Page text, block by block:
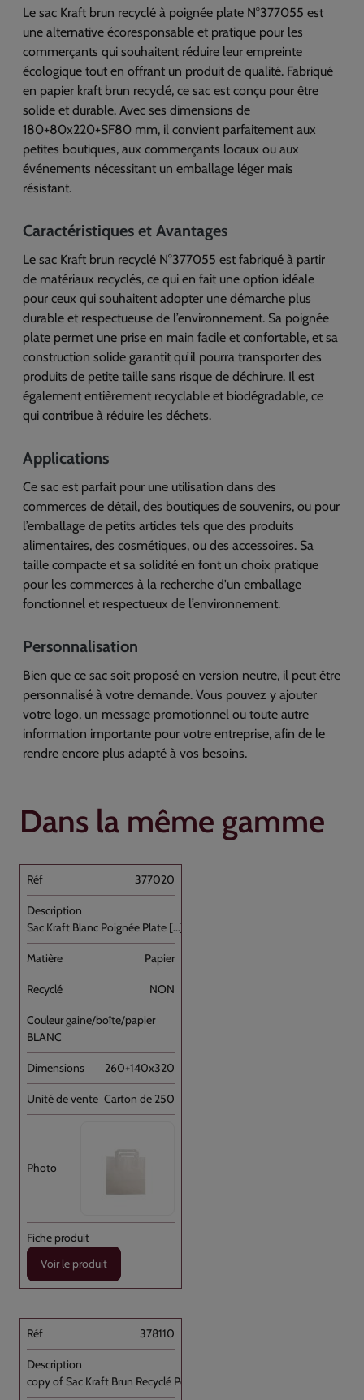
Le sac Kraft brun recyclé à poignée plate N°377055 est
une alternative écoresponsable et pratique pour les
commerçants qui souhaitent réduire leur empreinte
écologique tout en offrant un produit de qualité. Fabriqué
en papier kraft brun recyclé, ce sac est conçu pour être
solide et durable. Avec ses dimensions de
180+80x220+SF80 mm, il convient parfaitement aux
petites boutiques, aux commerçants locaux ou aux
événements nécessitant un emballage léger mais
résistant.
Caractéristiques et Avantages
Le sac Kraft brun recyclé N°377055 est fabriqué à partir
de matériaux recyclés, ce qui en fait une option idéale
pour ceux qui souhaitent adopter une démarche plus
durable et respectueuse de l’environnement. Sa poignée
plate permet une prise en main facile et confortable, et sa
construction solide garantit qu’il pourra transporter des
produits de petite taille sans risque de déchirure. Il est
également entièrement recyclable et biodégradable, ce
qui contribue à réduire les déchets.
Applications
Ce sac est parfait pour une utilisation dans des
commerces de détail, des boutiques de souvenirs, ou pour
l’emballage de petits articles tels que des produits
alimentaires, des cosmétiques, ou des accessoires. Sa
taille compacte et sa solidité en font un choix pratique
pour les commerces à la recherche d'un emballage
fonctionnel et respectueux de l’environnement.
Personnalisation
Bien que ce sac soit proposé en version neutre, il peut être
personnalisé à votre demande. Vous pouvez y ajouter
votre logo, un message promotionnel ou toute autre
information importante pour votre entreprise, afin de le
rendre encore plus adapté à vos besoins.
Dans la même gamme
377020
Sac Kraft Blanc Poignée Plate [...]
Papier
NON
BLANC
260+140x320
Carton de 250
Voir le produit
378110
copy of Sac Kraft Brun Recyclé Poignée [...]